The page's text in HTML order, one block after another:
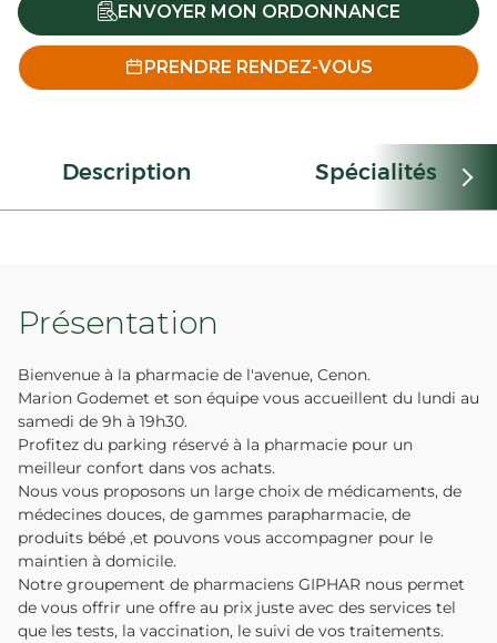
ENVOYER MON ORDONNANCE
PRENDRE RENDEZ-VOUS
Description Spécialités
Présentation
Bienvenue à la pharmacie de l'avenue, Cenon.
Marion Godemet et son équipe vous accueillent du lundi au
samedi de 9h à 19h30.
Profitez du parking réservé à la pharmacie pour un
meilleur confort dans vos achats.
Nous vous proposons un large choix de médicaments, de
médecines douces, de gammes parapharmacie, de
produits bébé ,et pouvons vous accompagner pour le
maintien à domicile.
Notre groupement de pharmaciens GIPHAR nous permet
de vous offrir une offre au prix juste avec des services tel
que les tests, la vaccination, le suivi de vos traitements.